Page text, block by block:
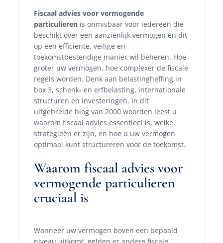
Fiscaal advies voor vermogende
particulieren is onmisbaar voor iedereen die
beschikt over een aanzienlijk vermogen en dit
op een efficiënte, veilige en
toekomstbestendige manier wil beheren. Hoe
groter uw vermogen, hoe complexer de fiscale
regels worden. Denk aan belastingheffing in
box 3, schenk- en erfbelasting, internationale
structuren en investeringen. In dit
uitgebreide blog van 2000 woorden leest u
waarom fiscaal advies essentieel is, welke
strategieën er zijn, en hoe u uw vermogen
optimaal kunt structureren voor de toekomst.
Waarom fiscaal advies voor
vermogende particulieren
cruciaal is
Wanneer uw vermogen boven een bepaald